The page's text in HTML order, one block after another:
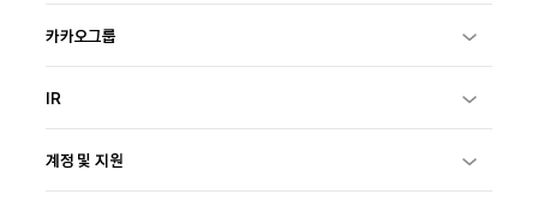
카카오그룹
IR
계정 및 지원